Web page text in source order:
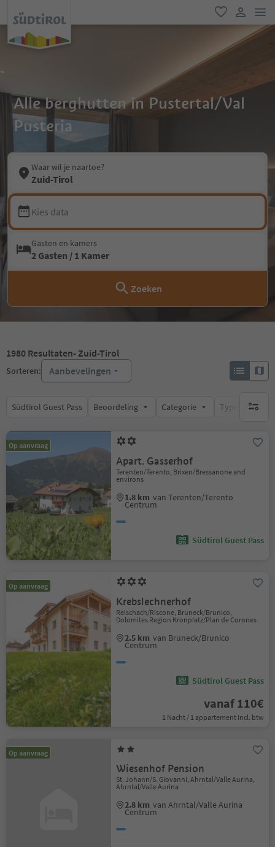
favoriet
Alle berghutten in Pustertal/Val
Pusteria
Waar wil je naartoe?
Zuid-Tirol
Kies data
Gasten en kamers
2 Gasten / 1 Kamer
Zoeken
1980 Resultaten- Zuid-Tirol
Sorteren: Aanbevelingen
Südtirol Guest Pass Beoordeling Categorie Type catering
geen
Op aanvraag
Apart. Gasserhof
Terenten/Terento, Brixen/Bressanone and
environs
1.8 km van Terenten/Terento
Centrum
Südtirol Guest Pass
Op aanvraag
Krebslechnerhof
Reischach/Riscone, Bruneck/Brunico,
Dolomites Region Kronplatz/Plan de Corones
2.5 km van Bruneck/Brunico
Centrum
Südtirol Guest Pass
vanaf 110€
1 Nacht / 1 appartement Incl. btw
Op aanvraag
Wiesenhof Pension
St. Johann/S. Giovanni, Ahrntal/Valle Aurina,
Ahrntal/Valle Aurina
2.8 km van Ahrntal/Valle Aurina
Centrum